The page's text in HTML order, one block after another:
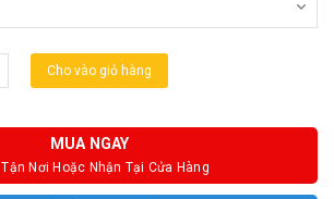
Cho vào giỏ hàng
MUA NGAY
Nơi Hoặc Nhận Tại Cửa Hàng